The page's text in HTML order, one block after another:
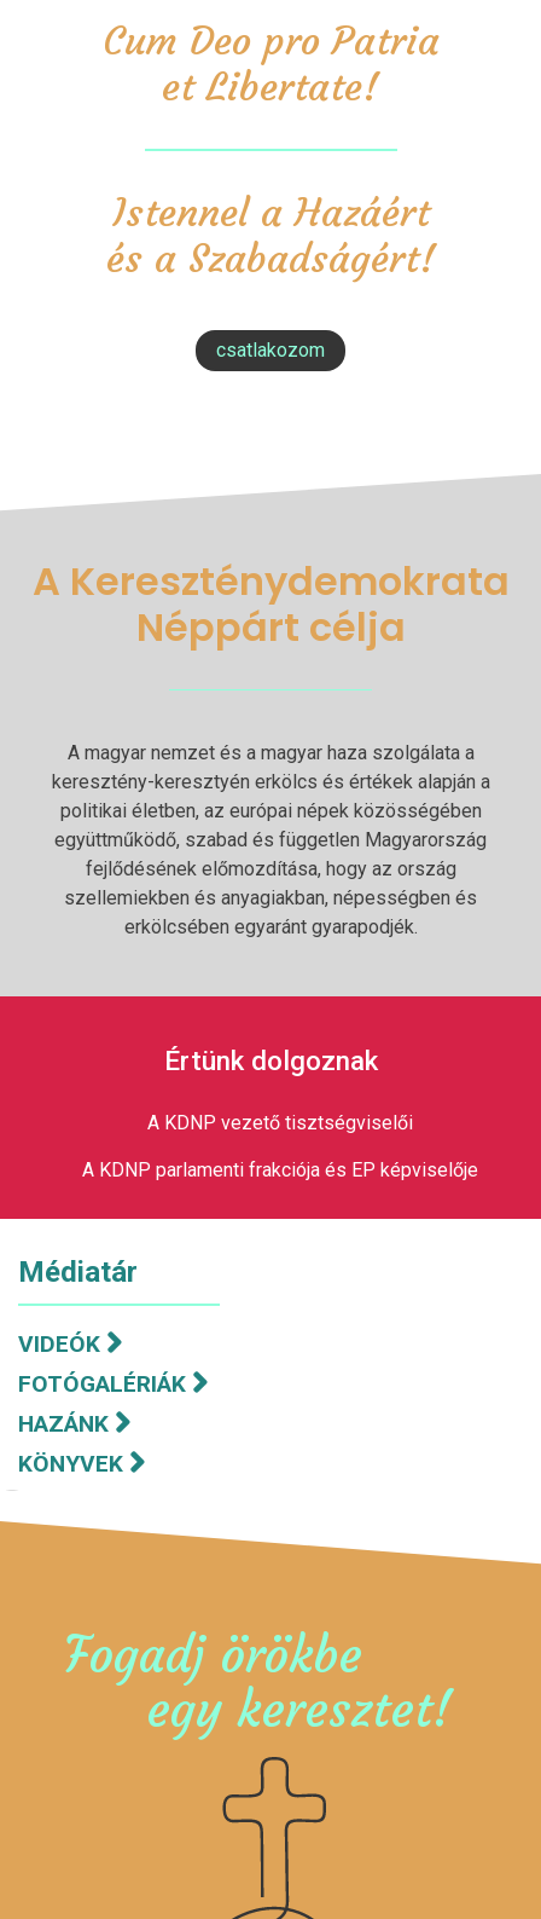
Cum Deo pro Patria
et Libertate!
Istennel a Hazáért
és a Szabadságért!
csatlakozom
A Kereszténydemokrata
Néppárt célja
A magyar nemzet és a magyar haza szolgálata a
keresztény-keresztyén erkölcs és értékek alapján a
politikai életben, az európai népek közösségében
együttműködő, szabad és független Magyarország
fejlődésének előmozdítása, hogy az ország
szellemiekben és anyagiakban, népességben és
erkölcsében egyaránt gyarapodjék.
Értünk dolgoznak
A KDNP vezető tisztségviselői
A KDNP parlamenti frakciója és EP képviselője
Médiatár
VIDEÓK
FOTÓGALÉRIÁK
HAZÁNK
KÖNYVEK
Fogadj örökbe
egy keresztet!